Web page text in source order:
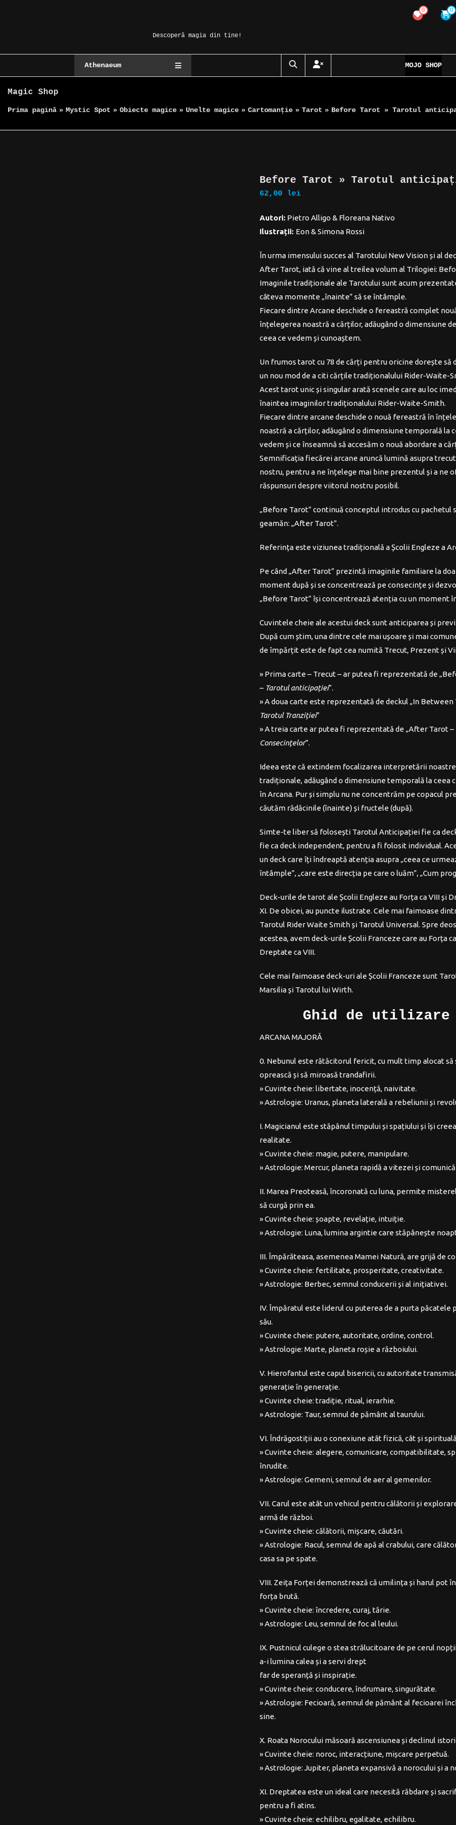
Descoperă magia din tine!
0 0
Athenaeum MOJO SHOP
Magic Shop
Prima pagină » Mystic Spot » Obiecte magice » Unelte magice » Cartomanție » Tarot » Before Tarot » Tarotul
Before Tarot » Tarotul
62,00 lei
Autori: Pietro Alligo & Floreana Nativo
Ilustrații: Eon & Simona Rossi
În urma imensului succes al Tarotului New Vision și al
After Tarot, iată că vine al treilea volum al Trilogiei:
Imaginile tradiționale ale Tarotului sunt acum
câteva momente „înainte” să se întâmple.
Fiecare dintre Arcane deschide o fereastră complet
înțelegerea noastră a cărților, adăugând o dimensiune
ceea ce vedem și cunoaștem.
Un frumos tarot cu 78 de cărți pentru oricine dorește să
un nou mod de a citi cărțile tradiționalului Rider-Waite-
Acest tarot unic și singular arată scenele care au loc
înaintea imaginilor tradiționalului Rider-Waite-Smith.
Fiecare dintre arcane deschide o nouă fereastră în
noastră a cărților, adăugând o dimensiune temporală la
vedem și ce înseamnă să accesăm o nouă abordare a
Semnificația fiecărei arcane aruncă lumină asupra
nostru, pentru a ne înțelege mai bine prezentul și a ne
răspunsuri despre viitorul nostru posibil.
„Before Tarot” continuă conceptul introdus cu pachetul
geamăn: „After Tarot”.
Referința este viziunea tradițională a Școlii Engleze a
Pe când „After Tarot” prezintă imaginile familiare la
moment după și se concentrează pe consecințe și
„Before Tarot” își concentrează atenția cu un moment
Cuvintele cheie ale acestui deck sunt anticiparea și
După cum știm, una dintre cele mai ușoare și mai
de împărțit este de fapt cea numită Trecut, Prezent și
» Prima carte – Trecut – ar putea fi reprezentată de
– Tarotul anticipației”.
» A doua carte este reprezentată de deckul „In Between
Tarotul Tranziției”
» A treia carte ar putea fi reprezentată de „After Tarot –
Consecințelor”.
Ideea este că extindem focalizarea interpretării noastre
tradiționale, adăugând o dimensiune temporală la ceea
în Arcana. Pur și simplu nu ne concentrăm pe copacul
căutăm rădăcinile (înainte) și fructele (după).
Simte-te liber să folosești Tarotul Anticipației fie ca
fie ca deck independent, pentru a fi folosit individual.
un deck care îți îndreaptă atenția asupra „ceea ce
întâmple”, „care este direcția pe care o luăm”, „Cum
Deck-urile de tarot ale Școlii Engleze au Forța ca VIII și
XI. De obicei, au puncte ilustrate. Cele mai faimoase
Tarotul Rider Waite Smith și Tarotul Universal. Spre
acestea, avem deck-urile Școlii Franceze care au Forța
Dreptate ca VIII.
Cele mai faimoase deck-uri ale Școlii Franceze sunt
Marsilia și Tarotul lui Wirth.
Ghid de utilizare
ARCANA MAJORĂ
0. Nebunul este rătăcitorul fericit, cu mult timp alocat să
oprească și să miroasă trandafirii.
» Cuvinte cheie: libertate, inocență, naivitate.
» Astrologie: Uranus, planeta laterală a rebeliunii și
I. Magicianul este stăpânul timpului și spațiului și își
realitate.
» Cuvinte cheie: magie, putere, manipulare.
» Astrologie: Mercur, planeta rapidă a vitezei și
II. Marea Preoteasă, încoronată cu luna, permite
să curgă prin ea.
» Cuvinte cheie: șoapte, revelație, intuiție.
» Astrologie: Luna, lumina argintie care stăpânește
III. Împărăteasa, asemenea Mamei Natură, are grijă de
» Cuvinte cheie: fertilitate, prosperitate, creativitate.
» Astrologie: Berbec, semnul conducerii și al inițiativei.
IV. Împăratul este liderul cu puterea de a purta păcatele
său.
» Cuvinte cheie: putere, autoritate, ordine, control.
» Astrologie: Marte, planeta roșie a războiului.
V. Hierofantul este capul bisericii, cu autoritate
generație în generație.
» Cuvinte cheie: tradiție, ritual, ierarhie.
» Astrologie: Taur, semnul de pământ al taurului.
VI. Îndrăgostiții au o conexiune atât fizică, cât și
» Cuvinte cheie: alegere, comunicare, compatibilitate,
înrudite.
» Astrologie: Gemeni, semnul de aer al gemenilor.
VII. Carul este atât un vehicul pentru călătorii și
armă de război.
» Cuvinte cheie: călătorii, mișcare, căutări.
» Astrologie: Racul, semnul de apă al crabului, care
casa sa pe spate.
VIII. Zeița Forței demonstrează că umilința și harul pot
forța brută.
» Cuvinte cheie: încredere, curaj, tărie.
» Astrologie: Leu, semnul de foc al leului.
IX. Pustnicul culege o stea strălucitoare de pe cerul
a-i lumina calea și a servi drept
far de speranță și inspirație.
» Cuvinte cheie: conducere, îndrumare, singurătate.
» Astrologie: Fecioară, semnul de pământ al fecioarei
sine.
X. Roata Norocului măsoară ascensiunea și declinul
» Cuvinte cheie: noroc, interacțiune, mișcare perpetuă.
» Astrologie: Jupiter, planeta expansivă a norocului și a
XI. Dreptatea este un ideal care necesită răbdare și
pentru a fi atins.
» Cuvinte cheie: echilibru, egalitate, echilibru.